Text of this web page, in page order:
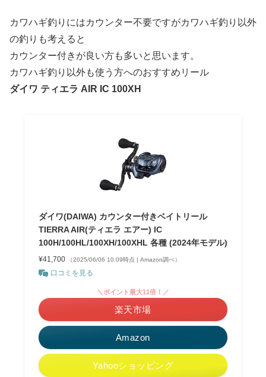
カワハギ釣りにはカウンター不要ですがカワハギ釣り以外
の釣りも考えると
カウンター付きが良い方も多いと思います。
カワハギ釣り以外も使う方へのおすすめリール
ダイワ ティエラ AIR IC 100XH
ダイワ(DAIWA) カウンター付きベイトリール
TIERRA AIR(ティエラ エアー) IC
100H/100HL/100XH/100XHL 各種 (2024年モデル)
¥41,700 （2025/06/06 10:09時点 | Amazon調べ）
口コミを見る
Amazon
＼ポイント最大11倍！／
楽天市場
Yahooショッピング